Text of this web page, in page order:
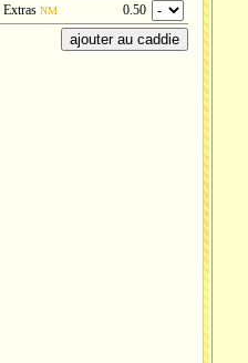
NM 0.50